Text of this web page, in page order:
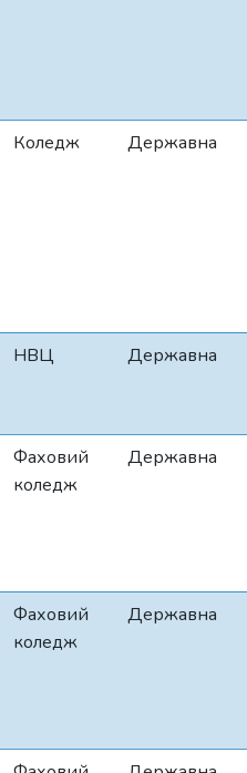
Коледж Державна
НВЦ Державна
Фаховий
коледж
Державна
Фаховий
коледж
Державна